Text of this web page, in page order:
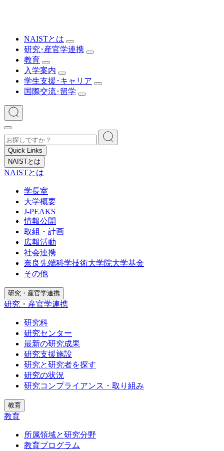
NAISTとは
研究･産官学連携
教育
入学案内
学生支援･キャリア
国際交流･留学
Quick Links
NAISTとは
NAISTとは
学長室
大学概要
J-PEAKS
情報公開
取組・計画
広報活動
社会連携
奈良先端科学技術大学院大学基金
その他
研究・産官学連携
研究・産官学連携
研究科
研究センター
最新の研究成果
研究支援施設
研究と研究者を探す
研究の状況
研究コンプライアンス・取り組み
教育
教育
所属領域と研究分野
教育プログラム